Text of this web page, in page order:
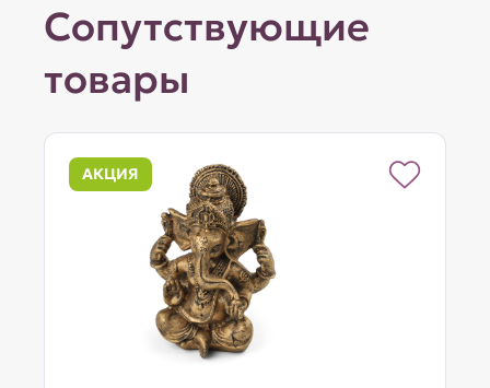
Сопутствующие
товары
АКЦИЯ